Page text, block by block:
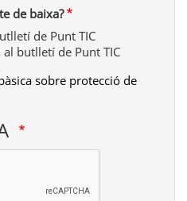
de baixa?
de Punt TIC
butlletí de Punt TIC
sobre protecció de